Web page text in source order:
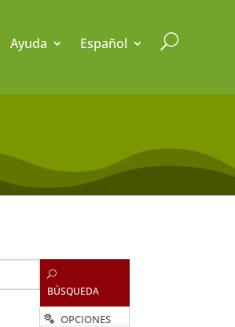
Ayuda Español U
U
BÚSQUEDA
 OPCIONES